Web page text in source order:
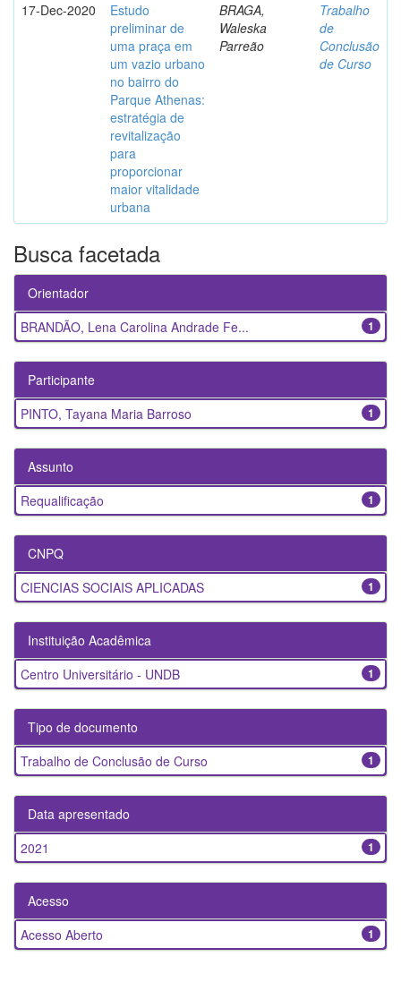
17-Dec-2020
Estudo
preliminar de
uma praça em
um vazio urbano
no bairro do
Parque Athenas:
estratégia de
revitalização
para
proporcionar
maior vitalidade
urbana
BRAGA,
Waleska
Parreão
Trabalho
de
Conclusão
de Curso
Busca facetada
Orientador
1
BRANDÃO, Lena Carolina Andrade Fe...
Participante
1
PINTO, Tayana Maria Barroso
Assunto
1
Requalificação
CNPQ
1
CIENCIAS SOCIAIS APLICADAS
Instituição Acadêmica
1
Centro Universitário - UNDB
Tipo de documento
1
Trabalho de Conclusão de Curso
Data apresentado
1
2021
Acesso
1
Acesso Aberto